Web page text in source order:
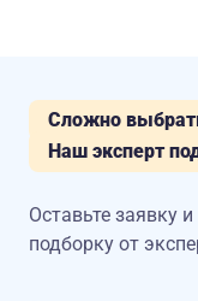
Сложно
Наш эксперт
Оставьте заявку
подборку от